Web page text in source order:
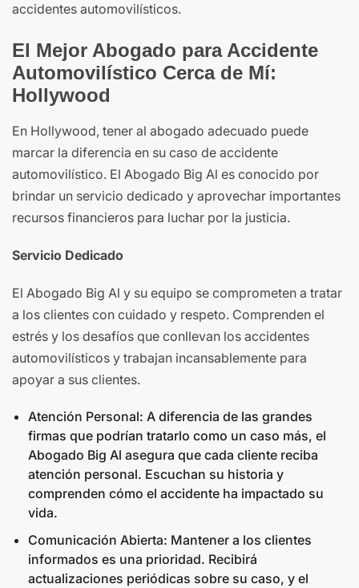
accidentes automovilísticos.
El Mejor Abogado para Accidente
Automovilístico Cerca de Mí:
Hollywood
En Hollywood, tener al abogado adecuado puede
marcar la diferencia en su caso de accidente
automovilístico. El Abogado Big Al es conocido por
brindar un servicio dedicado y aprovechar importantes
recursos financieros para luchar por la justicia.
Servicio Dedicado
El Abogado Big Al y su equipo se comprometen a tratar
a los clientes con cuidado y respeto. Comprenden el
estrés y los desafíos que conllevan los accidentes
automovilísticos y trabajan incansablemente para
apoyar a sus clientes.
Atención Personal: A diferencia de las grandes
firmas que podrían tratarlo como un caso más, el
Abogado Big Al asegura que cada cliente reciba
atención personal. Escuchan su historia y
comprenden cómo el accidente ha impactado su
vida.
Comunicación Abierta: Mantener a los clientes
informados es una prioridad. Recibirá
actualizaciones periódicas sobre su caso, y el